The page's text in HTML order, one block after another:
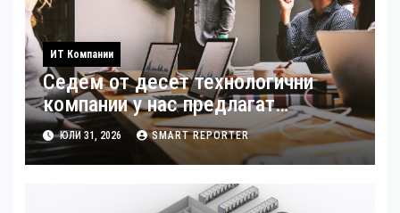
ИТ Компании
Седем от десет технологични
компании у нас предлагат
хибридна работа
ЮЛИ 31, 2026 SMART REPORTER